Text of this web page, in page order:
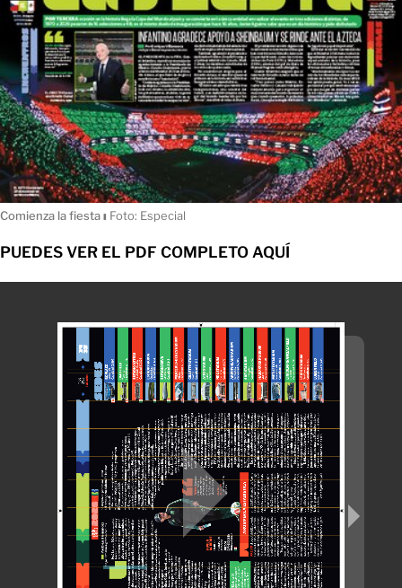
Comienza la fiestaı Foto: Especial
PUEDES VER EL PDF COMPLETO AQUÍ